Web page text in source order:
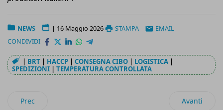
NEWS | 16 Maggio 2026 STAMPA
EMAIL
CONDIVIDI
| BRT | HACCP | CONSEGNA CIBO | LOGISTICA |
SPEDIZIONI | TEMPERATURA CONTROLLATA
Articolo precedente: Fler entra nella rete di dm Italia sia
Prec Articolo
Avanti